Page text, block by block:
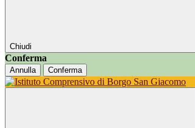
Chiudi
Conferma
Annulla Conferma